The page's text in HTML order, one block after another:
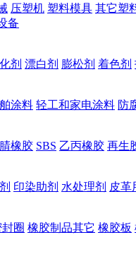
压塑机 塑料模具 其它塑
备
剂 漂白剂 膨松剂 着色剂
涂料 轻工和家电涂料 防
橡胶 SBS 乙丙橡胶 再生
印染助剂 水处理剂 皮革
封圈 橡胶制品其它 橡胶板